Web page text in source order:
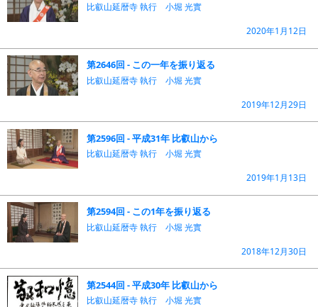
比叡山延暦寺 執行 小堀 光實
2020年1月12日
第2646回 - この一年を振り返る
比叡山延暦寺 執行 小堀 光實
2019年12月29日
第2596回 - 平成31年 比叡山から
比叡山延暦寺 執行 小堀 光實
2019年1月13日
第2594回 - この1年を振り返る
比叡山延暦寺 執行 小堀 光實
2018年12月30日
第2544回 - 平成30年 比叡山から
比叡山延暦寺 執行 小堀 光實